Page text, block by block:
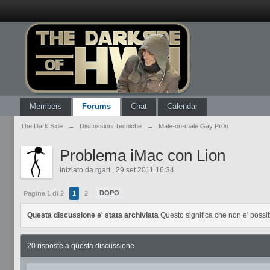
Members Forums Chat Calendar
The Dark Side → Discussioni Tecniche → Male-on-male Gay Pr0n
Problema iMac con Lion
Iniziato da rgart , 29 set 2011 16:34
Pagina 1 di 2 1 2 DOPO
Questa discussione e' stata archiviataQuesto significa che non e'
20 risposte a questa discussione